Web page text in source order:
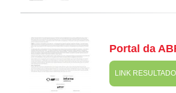
Portal da
LINK RESULTADO